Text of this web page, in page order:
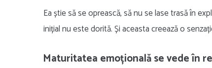
Ea știe să se oprească, să nu se lase trasă în
inițial nu este dorită. Și aceasta creează o
Maturitatea emoțională se vede în